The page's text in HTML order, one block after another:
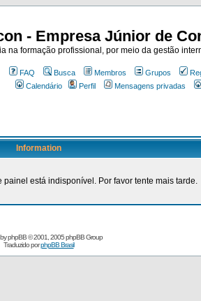
- Empresa Júnior de
na formação profissional, por meio da gestão
FAQ Busca Membros Grupos
Calendário
Perfil Mensagens privadas
Information
painel está indisponível. Por favor tente mais tarde.
phpBB© 2001, 2005 phpBB Group
Traduzido porphpBB Brasil